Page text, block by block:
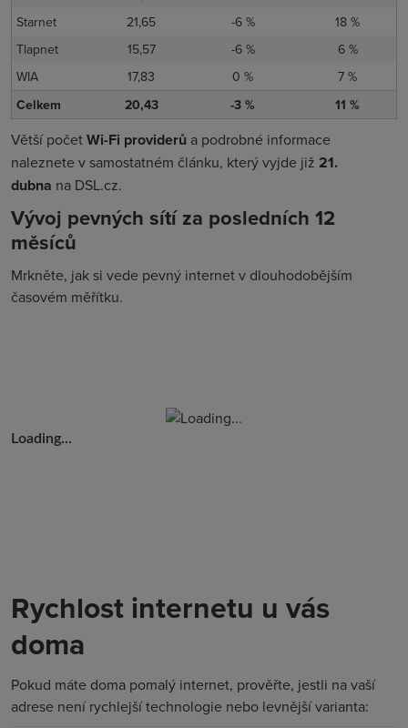
Starnet
21,65 -6 %
18 %
Tlapnet
15,57 -6 %
6 %
WIA
17,83 0 %
7 %
Celkem
20,43 -3 % 11 %
Větší početWi-Fi providerů a podrobné informace
naleznete v samostatném článku, který vyjde již 21.
dubna na DSL.cz.
Vývoj pevných sítí za posledních 12
měsíců
Mrkněte, jak si vede pevný internet v dlouhodobějším
časovém měřítku.
Loading...
Rychlost internetu u vás
doma
Pokud máte doma pomalý internet, prověřte, jestli na vaší
adrese není rychlejší technologie nebo levnější varianta: